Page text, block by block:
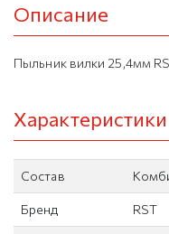
Описание
Пыльник вилки 25,4мм
Характеристики
Состав
Бренд RST